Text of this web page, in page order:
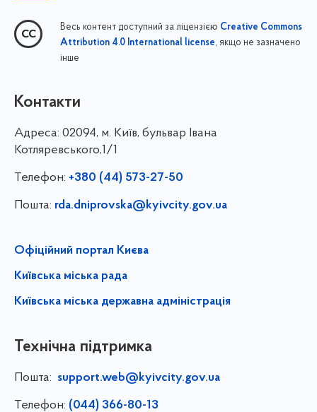
Весь контент доступний за ліцензією Creative Commons
Attribution 4.0 International license, якщо не зазначено
інше
Контакти
Адреса: 02094, м. Київ, бульвар Івана
Котляревського,1/1
Телефон: +380 (44) 573-27-50
Пошта: rda.dniprovska@kyivcity.gov.ua
Офіційний портал Києва
Київська міська рада
Київська міська державна адміністрація
Технічна підтримка
Пошта: support.web@kyivcity.gov.ua
Телефон: (044) 366-80-13